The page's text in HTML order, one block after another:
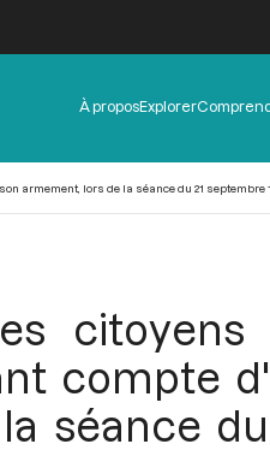
Menu
de
À proposExplorer
armement, lors de la séance du 21 septembre
citoyens
compte
séance du